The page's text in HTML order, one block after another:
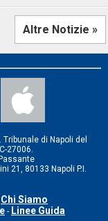
Altre Notizie »
di Napoli del
27006.
21, 80133 Napoli P.I.
Chi Siamo
- Linee Guida